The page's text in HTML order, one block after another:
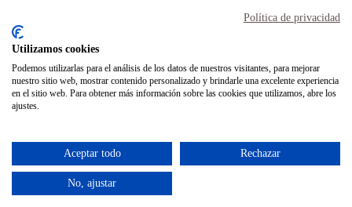
Política de cookies
Inicio
Transparencia
Mi cuenta
Instagram
Facebook
Twitter
contactocdheidelberg@gmail.com
928 35 04 62
tienda@cdheidelberg.es
Política de privacidad
Utilizamos cookies
Podemos utilizarlas para el análisis de los datos de nuestros visitantes, para mejorar
nuestro sitio web, mostrar contenido personalizado y brindarle una excelente experiencia
en el sitio web. Para obtener más información sobre las cookies que utilizamos, abre los
ajustes.
Aceptar todo Rechazar
No, ajustar